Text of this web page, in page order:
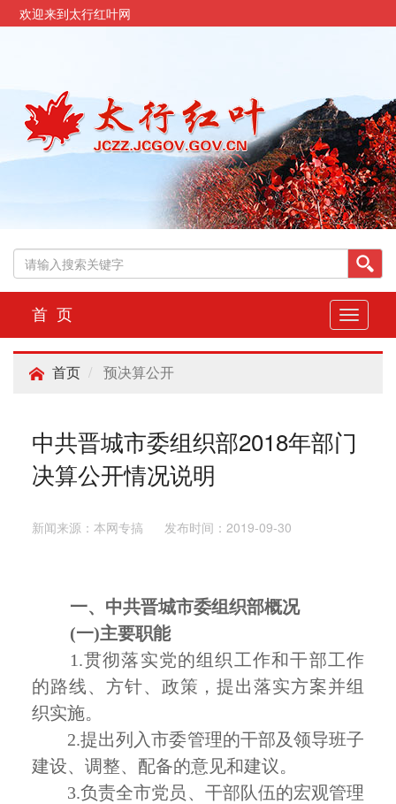
欢迎来到太行红叶网
切
换
导
首 页
首页 预决算公开
中共晋城市委组织部2018年部门
决算公开情况说明
新闻来源：本网专搞 发布时间：2019-09-30
一、 中共晋城市委组织部概况
(一)主要职能
1.贯彻落实党的组织工作和干部工作
的路线、方针、政策，提出落实方案并组
织实施。
2.提出列入市委管理的干部及领导班子
建设、调整、配备的意见和建议。
3.负责全市党员、干部队伍的宏观管理